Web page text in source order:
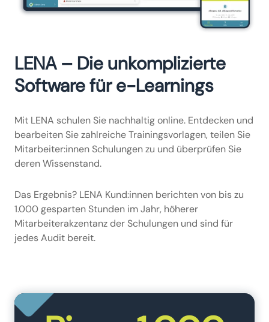
LENA – Die unkomplizierte
Software für e-Learnings
Mit LENA schulen Sie nachhaltig online. Entdecken und
bearbeiten Sie zahlreiche Trainingsvorlagen, teilen Sie
Mitarbeiter:innen Schulungen zu und überprüfen Sie
deren Wissenstand.
Das Ergebnis? LENA Kund:innen berichten von bis zu
1.000 gesparten Stunden im Jahr, höherer
Mitarbeiterakzentanz der Schulungen und sind für
jedes Audit bereit.